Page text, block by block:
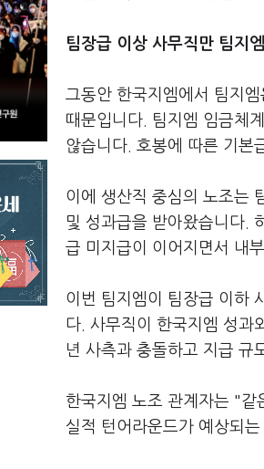
팀장급 이상 사무직만 팀지
그동안 한국지엠에서 팀지
때문입니다. 팀지엠 임금체
않습니다. 호봉에 따른 기본
이에 생산직 중심의 노조는
및 성과급을 받아왔습니다.
급 미지급이 이어지면서 내
이번 팀지엠이 팀장급 이하
다. 사무직이 한국지엠 성과
년 사측과 충돌하고 지급 규
한국지엠 노조 관계자는 "같
실적 턴어라운드가 예상되